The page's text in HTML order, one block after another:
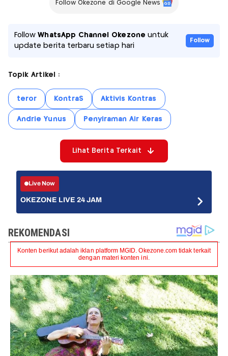
Follow Okezone di Google News
FollowWhatsApp Channel Okezone untuk
update berita terbaru setiap hari
Follow
Topik Artikel :
teror KontraS Aktivis Kontras
Andrie Yunus Penyiraman Air Keras
Lihat Berita Terkait
Live Now
OKEZONE LIVE 24 JAM